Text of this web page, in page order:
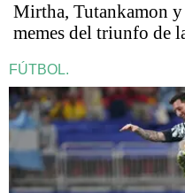
Mirtha, Tutankamon
memes del triunfo de
FÚTBOL.